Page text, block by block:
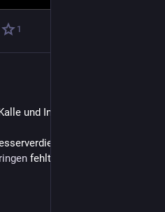
1
und Inga klar sein.
Nix Protest.
fehlt jetzt dringend